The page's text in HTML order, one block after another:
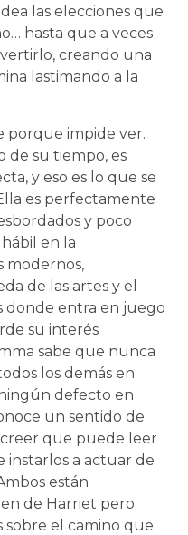
las elecciones que
hasta que a veces
creando una
lastimando a la
porque impide ver.
de su tiempo, es
y eso es lo que se
es perfectamente
y poco
en la
modernos,
de las artes y el
donde entra en juego
su interés
sabe que nunca
los demás en
defecto en
un sentido de
que puede leer
instarlos a actuar de
están
de Harriet pero
el camino que